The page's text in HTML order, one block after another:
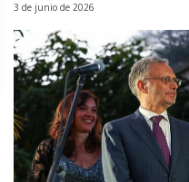
3 de junio de 2026